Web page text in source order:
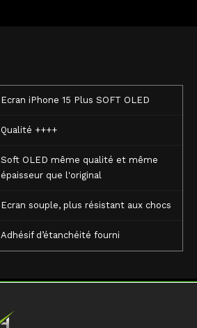
Ecran iPhone 15 Plus SOFT OLED
Qualité ++++
Soft OLED même qualité et même
épaisseur que l'original
Ecran souple, plus résistant aux chocs
Adhésif d’étanchéité fourni